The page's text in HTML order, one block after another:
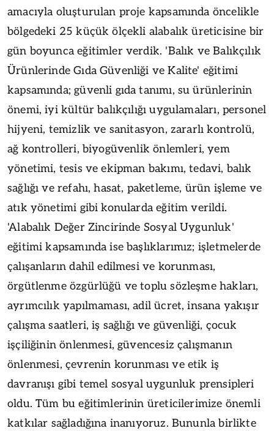
amacıyla oluşturulan proje kapsamında öncelikle
bölgedeki 25 küçük ölçekli alabalık üreticisine bir
gün boyunca eğitimler verdik. 'Balık ve Balıkçılık
Ürünlerinde Gıda Güvenliği ve Kalite' eğitimi
kapsamında; güvenli gıda tanımı, su ürünlerinin
önemi, iyi kültür balıkçılığı uygulamaları, personel
hijyeni, temizlik ve sanitasyon, zararlı kontrolü,
ağ kontrolleri, biyogüvenlik önlemleri, yem
yönetimi, tesis ve ekipman bakımı, tedavi, balık
sağlığı ve refahı, hasat, paketleme, ürün işleme ve
atık yönetimi gibi konularda eğitim verildi.
'Alabalık Değer Zincirinde Sosyal Uygunluk'
eğitimi kapsamında ise başlıklarımız; işletmelerde
çalışanların dahil edilmesi ve korunması,
örgütlenme özgürlüğü ve toplu sözleşme hakları,
ayrımcılık yapılmaması, adil ücret, insana yakışır
çalışma saatleri, iş sağlığı ve güvenliği, çocuk
işçiliğinin önlenmesi, güvencesiz çalışmanın
önlenmesi, çevrenin korunması ve etik iş
davranışı gibi temel sosyal uygunluk prensipleri
oldu. Tüm bu eğitimlerinin üreticilerimize önemli
katkılar sağladığına inanıyoruz. Bununla birlikte